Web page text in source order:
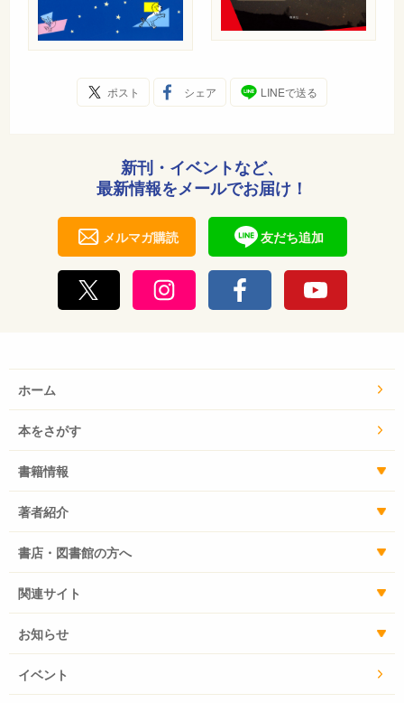
ポスト シェア LINEで送る
新刊・イベントなど、
最新情報をメールでお届け！
メルマガ購読 友だち追加
ホーム
本をさがす
書籍情報
著者紹介
書店・図書館の方へ
関連サイト
お知らせ
イベント